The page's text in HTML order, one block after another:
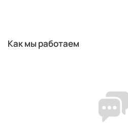
Как мы работаем